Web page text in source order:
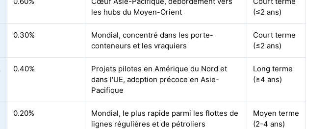
les hubs du Moyen-Orient
(≤2 ans)
0.30%
Mondial, concentré dans les porte-
conteneurs et les vraquiers
Court terme
(≤2 ans)
0.40%
Projets pilotes en Amérique du Nord et
dans l'UE, adoption précoce en Asie-
Pacifique
Long terme
(≥4 ans)
0.20%
Mondial, le plus rapide parmi les flottes de
lignes régulières et de pétroliers
Moyen terme
(2-4 ans)